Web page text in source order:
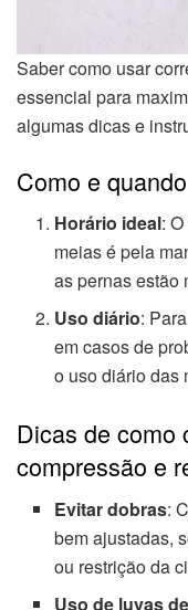
Saber como usar
essencial para
algumas dicas e
Como e
Horário ideal:
meias é pela
as pernas estão
Uso diário:
em casos de
o uso diário das
Dicas de como
compressão e
Evitar dobras:
bem ajustadas,
ou restrição da
Uso de luvas